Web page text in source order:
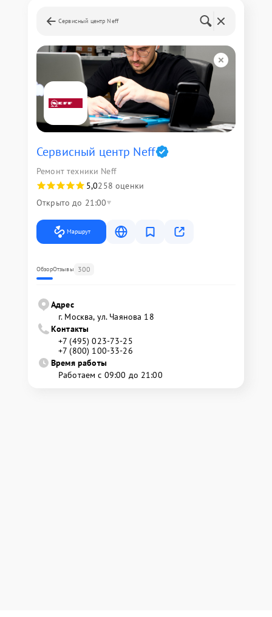
Сервисный центр Neff
Сервисный центр Neff
Ремонт техники Neff
5,0258 оценки
Открыто до 21:00
Маршрут
ОбзорОтзывы 300
Адрес
г. Москва, ул. Чаянова 18
Контакты
+7 (495) 023-73-25
+7 (800) 100-33-26
Время работы
Работаем с 09:00 до 21:00